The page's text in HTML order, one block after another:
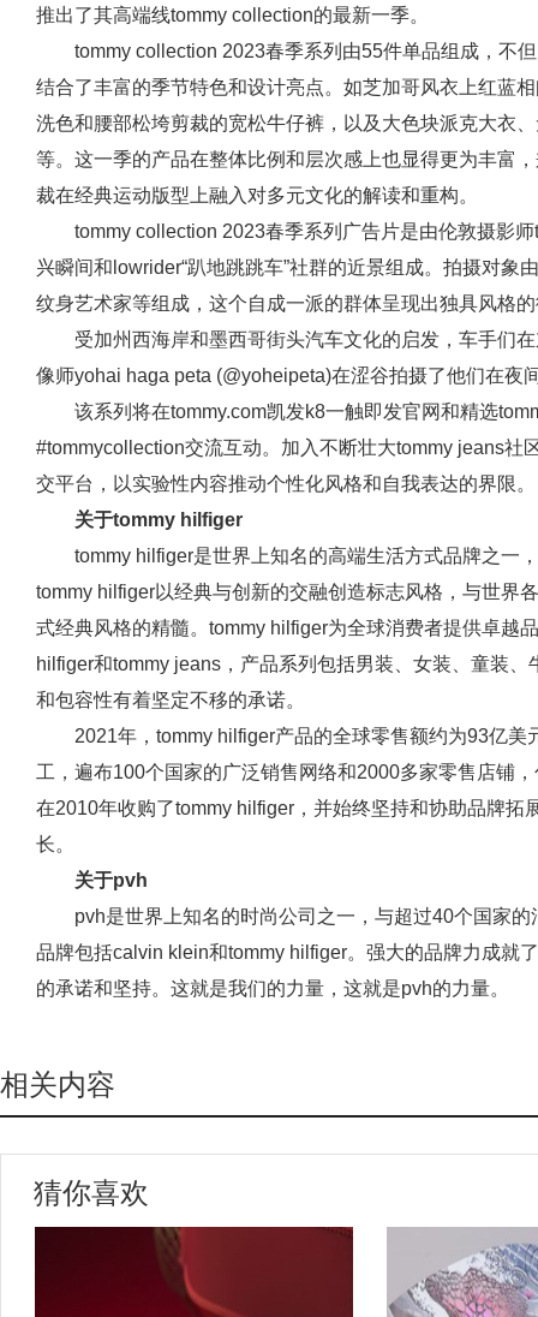
推出了其高端线tommy collection的最新一季。
tommy collection 2023春季系列由55件单品组成，不
结合了丰富的季节特色和设计亮点。如芝加哥风衣上红蓝
洗色和腰部松垮剪裁的宽松牛仔裤，以及大色块派克大衣
等。这一季的产品在整体比例和层次感上也显得更为丰富
裁在经典运动版型上融入对多元文化的解读和重构。
tommy collection 2023春季系列广告片是由伦敦摄影
兴瞬间和lowrider“趴地跳跳车”社群的近景组成。拍摄对象
纹身艺术家等组成，这个自成一派的群体呈现出独具风格
受加州西海岸和墨西哥街头汽车文化的启发，车手们
像师yohai haga peta (@yoheipeta)在涩谷拍摄了他们在夜
该系列将在tommy.com凯发k8一触即发官网和精选
#tommycollection交流互动。加入不断壮大tommy jeans
交平台，以实验性内容推动个性化风格和自我表达的界限。
关于tommy hilfiger
tommy hilfiger是世界上知名的高端生活方式品牌之一
tommy hilfiger以经典与创新的交融创造标志风格，与世界
式经典风格的精髓。tommy hilfiger为全球消费者提供卓越
hilfiger和tommy jeans，产品系列包括男装、女装、童装
和包容性有着坚定不移的承诺。
2021年，tommy hilfiger产品的全球零售额约为93亿
工，遍布100个国家的广泛销售网络和2000多家零售店铺
在2010年收购了tommy hilfiger，并始终坚持和协助品牌拓
长。
关于pvh
pvh是世界上知名的时尚公司之一，与超过40个国家
品牌包括calvin klein和tommy hilfiger。强大的品牌力成就
的承诺和坚持。这就是我们的力量，这就是pvh的力量。
相关内容
猜你喜欢